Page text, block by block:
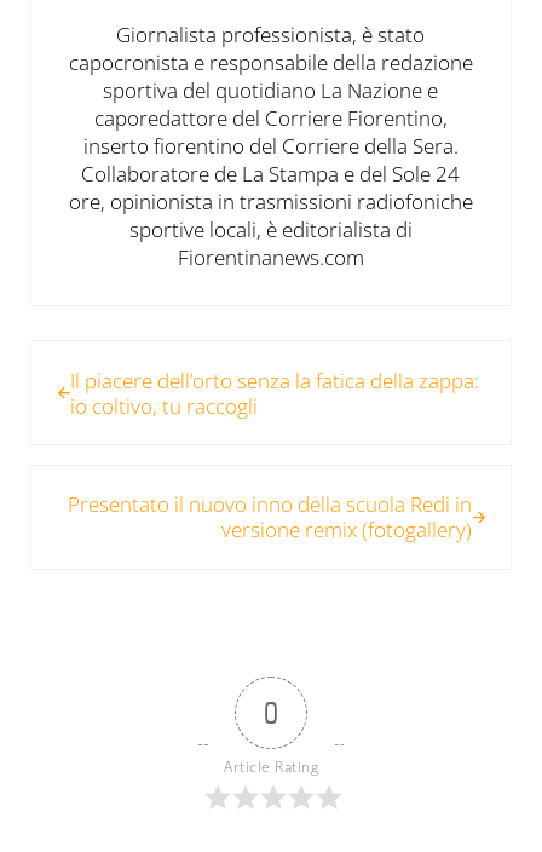
Giornalista professionista, è stato
capocronista e responsabile della redazione
sportiva del quotidiano La Nazione e
caporedattore del Corriere Fiorentino,
inserto fiorentino del Corriere della Sera.
Collaboratore de La Stampa e del Sole 24
ore, opinionista in trasmissioni radiofoniche
sportive locali, è editorialista di
Fiorentinanews.com
Il piacere dell’orto senza la fatica della zappa:
io coltivo, tu raccogli
Presentato il nuovo inno della scuola Redi in
versione remix (fotogallery)
0
Article Rating